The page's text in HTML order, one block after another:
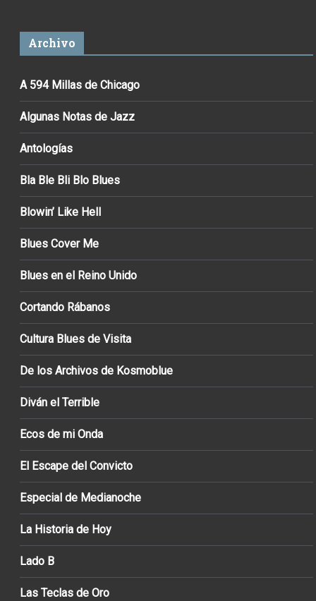
Archivo
A 594 Millas de Chicago
Algunas Notas de Jazz
Antologías
Bla Ble Bli Blo Blues
Blowin’ Like Hell
Blues Cover Me
Blues en el Reino Unido
Cortando Rábanos
Cultura Blues de Visita
De los Archivos de Kosmoblue
Diván el Terrible
Ecos de mi Onda
El Escape del Convicto
Especial de Medianoche
La Historia de Hoy
Lado B
Las Teclas de Oro